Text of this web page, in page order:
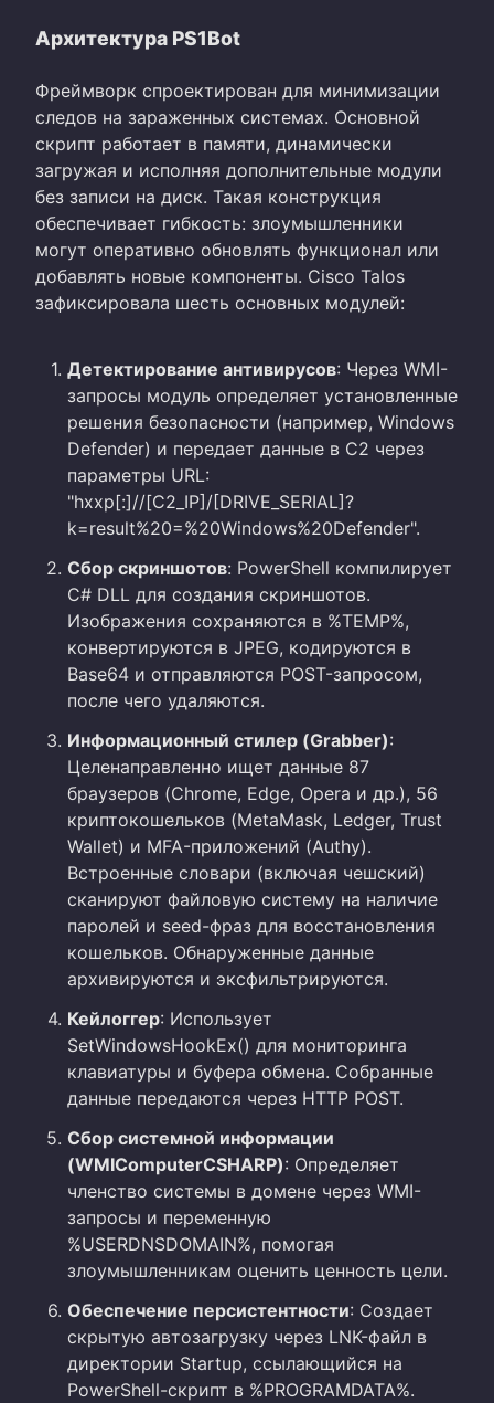
Архитектура PS1Bot
Фреймворк спроектирован для минимизации
следов на зараженных системах. Основной
скрипт работает в памяти, динамически
загружая и исполняя дополнительные модули
без записи на диск. Такая конструкция
обеспечивает гибкость: злоумышленники
могут оперативно обновлять функционал или
добавлять новые компоненты. Cisco Talos
зафиксировала шесть основных модулей:
Детектирование антивирусов: Через WMI-
запросы модуль определяет установленные
решения безопасности (например, Windows
Defender) и передает данные в C2 через
параметры URL:
"hxxp[:]//[C2_IP]/[DRIVE_SERIAL]?
k=result%20=%20Windows%20Defender".
Сбор скриншотов: PowerShell компилирует
C# DLL для создания скриншотов.
Изображения сохраняются в %TEMP%,
конвертируются в JPEG, кодируются в
Base64 и отправляются POST-запросом,
после чего удаляются.
Информационный стилер (Grabber):
Целенаправленно ищет данные 87
браузеров (Chrome, Edge, Opera и др.), 56
криптокошельков (MetaMask, Ledger, Trust
Wallet) и MFA-приложений (Authy).
Встроенные словари (включая чешский)
сканируют файловую систему на наличие
паролей и seed-фраз для восстановления
кошельков. Обнаруженные данные
архивируются и эксфильтрируются.
Кейлоггер: Использует
SetWindowsHookEx() для мониторинга
клавиатуры и буфера обмена. Собранные
данные передаются через HTTP POST.
Сбор системной информации
(WMIComputerCSHARP): Определяет
членство системы в домене через WMI-
запросы и переменную
%USERDNSDOMAIN%, помогая
злоумышленникам оценить ценность цели.
Обеспечение персистентности: Создает
скрытую автозагрузку через LNK-файл в
директории Startup, ссылающийся на
PowerShell-скрипт в %PROGRAMDATA%.